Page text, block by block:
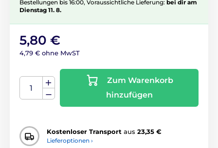
Bestellungen bis 16:00, Voraussichtliche Lieferung: bei dir am
Dienstag 11. 8.
5,80 €
4,79 € ohne MwST
Zum Warenkorb
hinzufügen
Kostenloser Transport aus 23,35 €
Lieferoptionen ›